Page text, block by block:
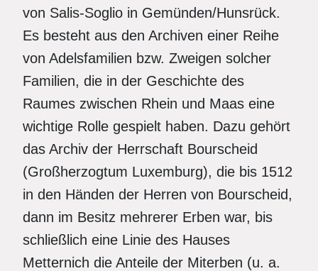
von Salis-Soglio in Gemünden/Hunsrück.
Es besteht aus den Archiven einer Reihe
von Adelsfamilien bzw. Zweigen solcher
Familien, die in der Geschichte des
Raumes zwischen Rhein und Maas eine
wichtige Rolle gespielt haben. Dazu gehört
das Archiv der Herrschaft Bourscheid
(Großherzogtum Luxemburg), die bis 1512
in den Händen der Herren von Bourscheid,
dann im Besitz mehrerer Erben war, bis
schließlich eine Linie des Hauses
Metternich die Anteile der Miterben (u. a.